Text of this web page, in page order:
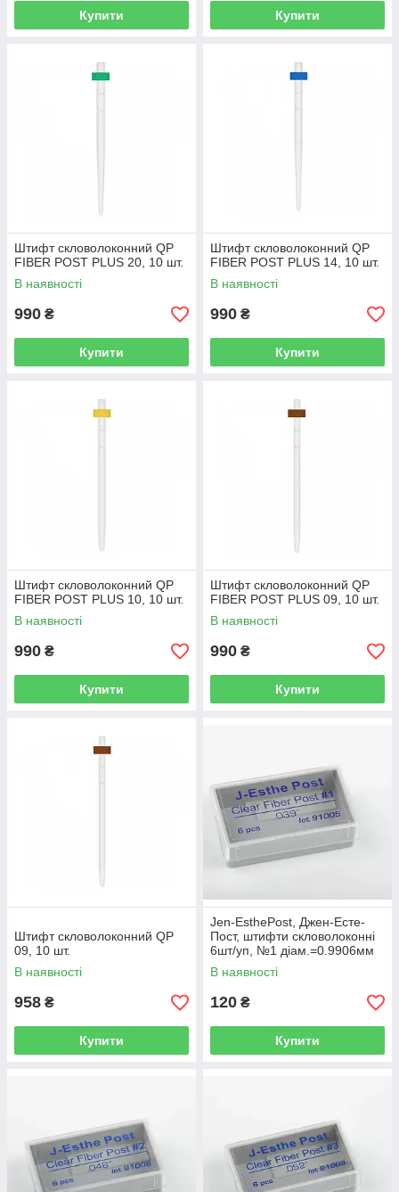
Купити Купити
Штифт скловолоконний QP
FIBER POST PLUS 20, 10 шт.
В наявності
990 ₴
Купити
Штифт скловолоконний QP
FIBER POST PLUS 14, 10 шт.
В наявності
990 ₴
Купити
Штифт скловолоконний QP
FIBER POST PLUS 10, 10 шт.
В наявності
990 ₴
Купити
Штифт скловолоконний QP
FIBER POST PLUS 09, 10 шт.
В наявності
990 ₴
Купити
Штифт скловолоконний QP
09, 10 шт.
В наявності
958 ₴
Купити
Jen-EsthePost, Джен-Есте-
Пост, штифти скловолоконні
6шт/уп, №1 діам.=0.9906мм
(Джендентал)
В наявності
120 ₴
Купити